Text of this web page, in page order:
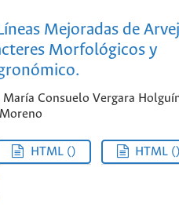
Mejoradas de
Morfológicos y
María Consuelo Vergara
HTML () HTML